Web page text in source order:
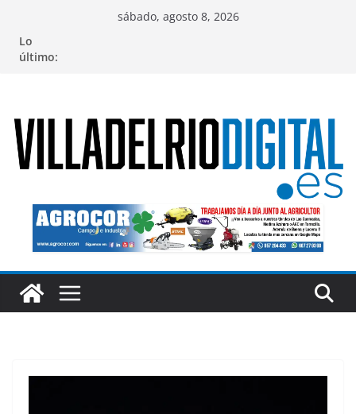
contenido
sábado, agosto 8, 2026
Lo
último: